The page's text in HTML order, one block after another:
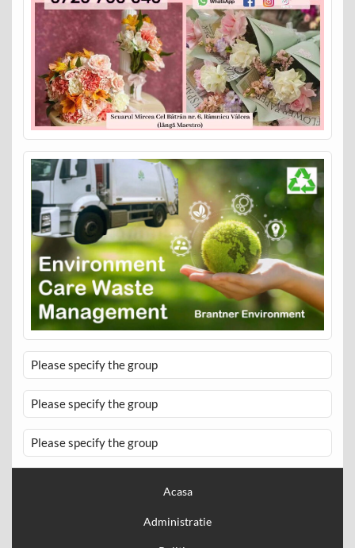
Please specify the group
Please specify the group
Please specify the group
Acasa
Administratie